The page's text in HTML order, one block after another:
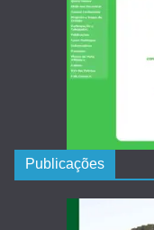
Publicações